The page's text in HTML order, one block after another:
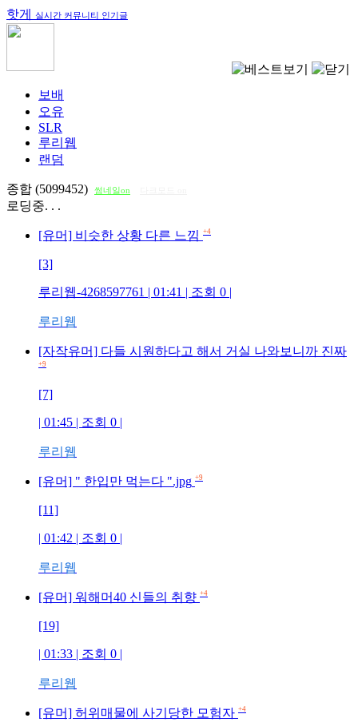
핫게 실시간 커뮤니티 인기글
보배
오유
SLR
루리웹
랜덤
종합 (5099452) 썸네일on
로딩중. . .
[유머] 비슷한 상황 다른 느낌 +4
[3]
루리웹-4268597761 | 01:41 | 조회 0 |
루리웹
[자작유머] 다들 시원하다고 해서 거실 나와보니까 진짜
+9
[7]
| 01:45 | 조회 0 |
루리웹
[유머] " 한입만 먹는다 ".jpg +9
[11]
| 01:42 | 조회 0 |
루리웹
[유머] 워해머40 신들의 취향 +4
[19]
| 01:33 | 조회 0 |
루리웹
[유머] 허위매물에 사기당한 모험자 +4